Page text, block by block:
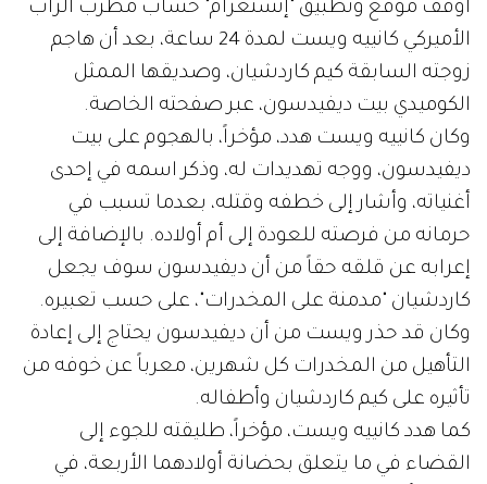
أوقف موقع وتطبيق "إنستغرام" حساب مطرب الراب
الأميركي كانييه ويست لمدة 24 ساعة، بعد أن هاجم
زوجته السابقة كيم كاردشيان، وصديقها الممثل
الكوميدي بيت ديفيدسون، عبر صفحته الخاصة.
وكان كانييه ويست هدد، مؤخراً، بالهجوم على بيت
ديفيدسون، ووجه تهديدات له، وذكر اسمه في إحدى
أغنياته، وأشار إلى خطفه وقتله، بعدما تسبب في
حرمانه من فرصته للعودة إلى أم أولاده. بالإضافة إلى
إعرابه عن قلقه حقاً من أن ديفيدسون سوف يجعل
كاردشيان "مدمنة على المخدرات"، على حسب تعبيره.
وكان قد حذر ويست من أن ديفيدسون يحتاج إلى إعادة
التأهيل من المخدرات كل شهرين، معرباً عن خوفه من
تأثيره على كيم كاردشيان وأطفاله.
كما هدد كانييه ويست، مؤخراً، طليقته للجوء إلى
القضاء في ما يتعلق بحضانة أولادهما الأربعة، في